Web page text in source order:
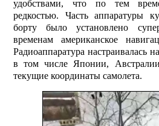
удобствами, что по тем
редкостью. Часть аппаратуры
борту было установлено
временам американское
Радиоаппаратура настраивалась
в том числе Японии,
текущие координаты самолета.